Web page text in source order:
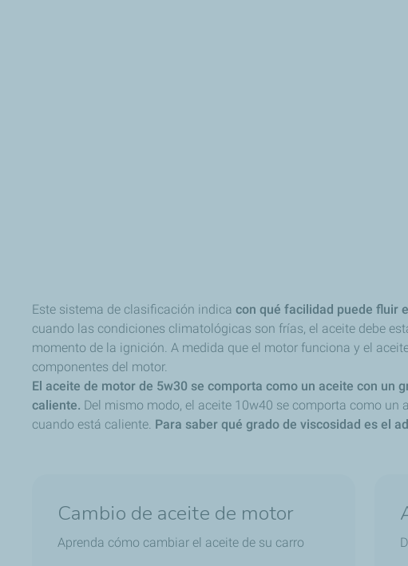
Este sistema de clasificación indica con qué facilidad puede fluir
cuando las condiciones climatológicas son frías, el aceite debe
momento de la ignición. A medida que el motor funciona y el
componentes del motor.
El aceite de motor de 5w30 se comporta como un aceite con un
caliente. Del mismo modo, el aceite 10w40 se comporta como
cuando está caliente. Para saber qué grado de viscosidad es el
Cambio de aceite de motor
Aprenda cómo cambiar el aceite de su carro